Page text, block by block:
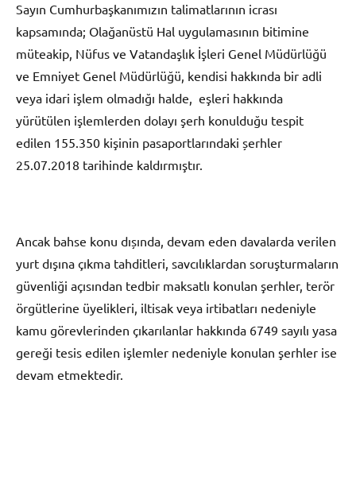
Sayın Cumhurbaşkanımızın talimatlarının icrası
kapsamında; Olağanüstü Hal uygulamasının bitimine
müteakip, Nüfus ve Vatandaşlık İşleri Genel Müdürlüğü
ve Emniyet Genel Müdürlüğü, kendisi hakkında bir adli
veya idari işlem olmadığı halde, eşleri hakkında
yürütülen işlemlerden dolayı şerh konulduğu tespit
edilen 155.350 kişinin pasaportlarındaki șerhler
25.07.2018 tarihinde kaldırmıştır.
Ancak bahse konu dıșında, devam eden davalarda verilen
yurt dışına çıkma tahditleri, savcılıklardan soruşturmaların
güvenliği açısından tedbir maksatlı konulan şerhler, terör
örgütlerine üyelikleri, iltisak veya irtibatları nedeniyle
kamu görevlerinden çıkarılanlar hakkında 6749 sayılı yasa
gereği tesis edilen işlemler nedeniyle konulan şerhler ise
devam etmektedir.